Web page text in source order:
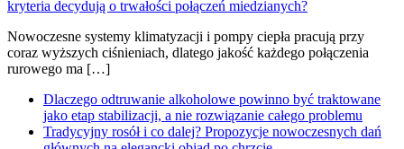
Nowoczesne systemy klimatyzacji i pompy ciepła pracują przy
coraz wyższych ciśnieniach, dlatego jakość każdego połączenia
rurowego ma […]
Dlaczego odtruwanie alkoholowe powinno być traktowane
jako etap stabilizacji, a nie rozwiązanie całego problemu
Tradycyjny rosół i co dalej? Propozycje nowoczesnych dań